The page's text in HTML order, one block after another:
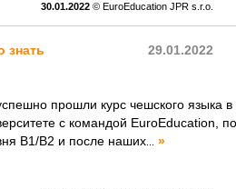
30.01.2022 © EuroEducation JPR s.r.o.
29.01.2022
знать
прошли курс чешского языка
с командой EuroEducation,
B1/B2 и после наших
»